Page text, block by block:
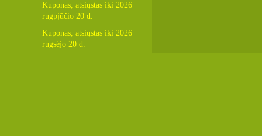
Kuponas, atsiųstas iki 2026
rugpjūčio 20 d.
Kuponas, atsiųstas iki 2026
rugsėjo 20 d.